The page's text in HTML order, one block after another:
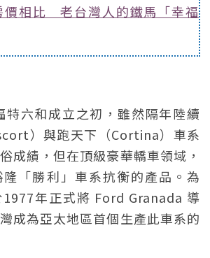
價相比 老台灣人的鐵馬「幸福
特六和成立之初，雖然隔年陸續
）與跑天下（Cortina）車系
成績，但在頂級豪華轎車領域，
「勝利」車系抗衡的產品。為
年正式將 Ford Granada 導
成為亞太地區首個生產此車系的